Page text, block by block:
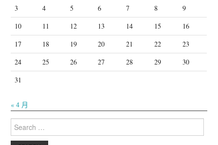
3
4 5 6 7 8
9
10
11 12 13 14 15
16
17
18 19 20 21 22
23
24
25 26 27 28 29
30
31
« 4 月
for: